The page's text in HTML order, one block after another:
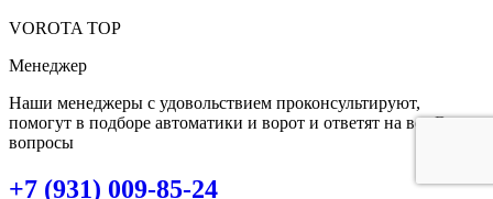
VOROTA TOP
Менеджер
Наши менеджеры с удовольствием проконсультируют,
помогут в подборе автоматики и ворот и ответят на все Ваши
вопросы
+7 (931) 009-85-24